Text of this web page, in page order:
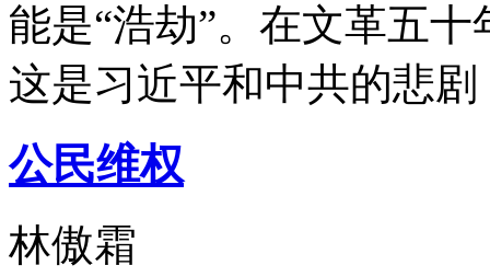
能是“浩劫”。在文革五
这是习近平和中共的悲
公民维权
林傲霜